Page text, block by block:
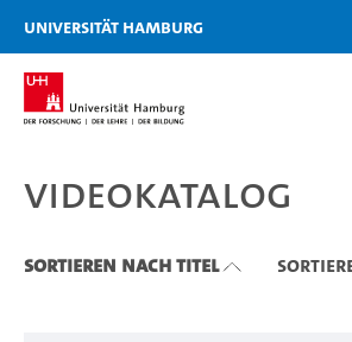
Zu den Filtern
Zur Metanavigation
Zur Hauptnavigation
Zur Suche
Zum Inhalt
Zum Seitenfuss
Universität Hamburg
Videokatalog
Videokatalog
Sortieren nach Titel